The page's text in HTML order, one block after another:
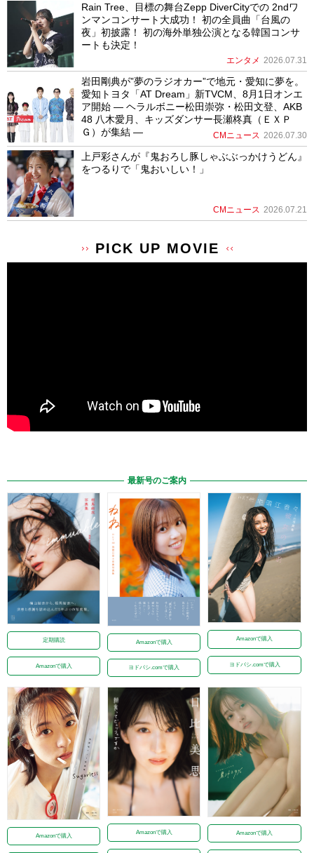
Rain Tree、目標の舞台Zepp DiverCityでの 2ndワ
ンマンコンサート大成功！ 初の全員曲「台風の
夜」初披露！ 初の海外単独公演となる韓国コンサ
ートも決定！
エンタメ 2026.07.31
岩田剛典が”夢のラジオカー”で地元・愛知に夢を。
愛知トヨタ「AT Dream」新TVCM、8月1日オンエ
ア開始 ― ヘラルボニー松田崇弥・松田文登、AKB
48 八木愛月、キッズダンサー長瀬柊真（ＥＸＰ
Ｇ）が集結 ―
CMニュース 2026.07.30
上戸彩さんが『鬼おろし豚しゃぶぶっかけうどん』
をつるりで「鬼おいしい！」
CMニュース 2026.07.21
PICK UP MOVIE
最新号のご案内
定期購読
Amazonで購入
Amazonで購入
ヨドバシ.comで購入
Amazonで購入
ヨドバシ.comで購入
Amazonで購入
Amazonで購入 Amazonで購入